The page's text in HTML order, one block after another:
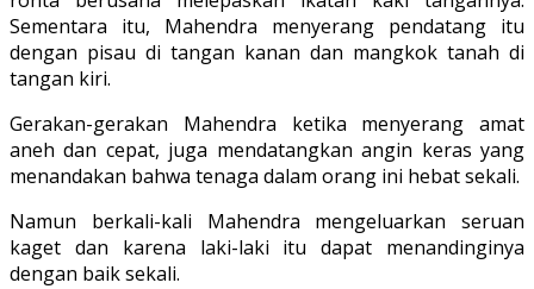
Sementara itu, Mahendra menyerang pendatang itu
dengan pisau di tangan kanan dan mangkok tanah di
tangan kiri.
Gerakan-gerakan Mahendra ketika menyerang amat
aneh dan cepat, juga mendatangkan angin keras yang
menandakan bahwa tenaga dalam orang ini hebat sekali.
Namun berkali-kali Mahendra mengeluarkan seruan
kaget dan karena laki-laki itu dapat menandinginya
dengan baik sekali.